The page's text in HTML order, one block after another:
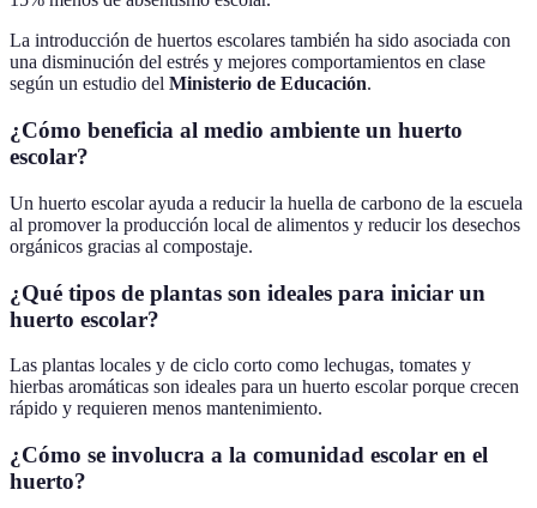
La introducción de huertos escolares también ha sido asociada con
una disminución del estrés y mejores comportamientos en clase
según un estudio del Ministerio de Educación.
¿Cómo beneficia al medio ambiente un huerto
escolar?
Un huerto escolar ayuda a reducir la huella de carbono de la escuela
al promover la producción local de alimentos y reducir los desechos
orgánicos gracias al compostaje.
¿Qué tipos de plantas son ideales para iniciar un
huerto escolar?
Las plantas locales y de ciclo corto como lechugas, tomates y
hierbas aromáticas son ideales para un huerto escolar porque crecen
rápido y requieren menos mantenimiento.
¿Cómo se involucra a la comunidad escolar en el
huerto?